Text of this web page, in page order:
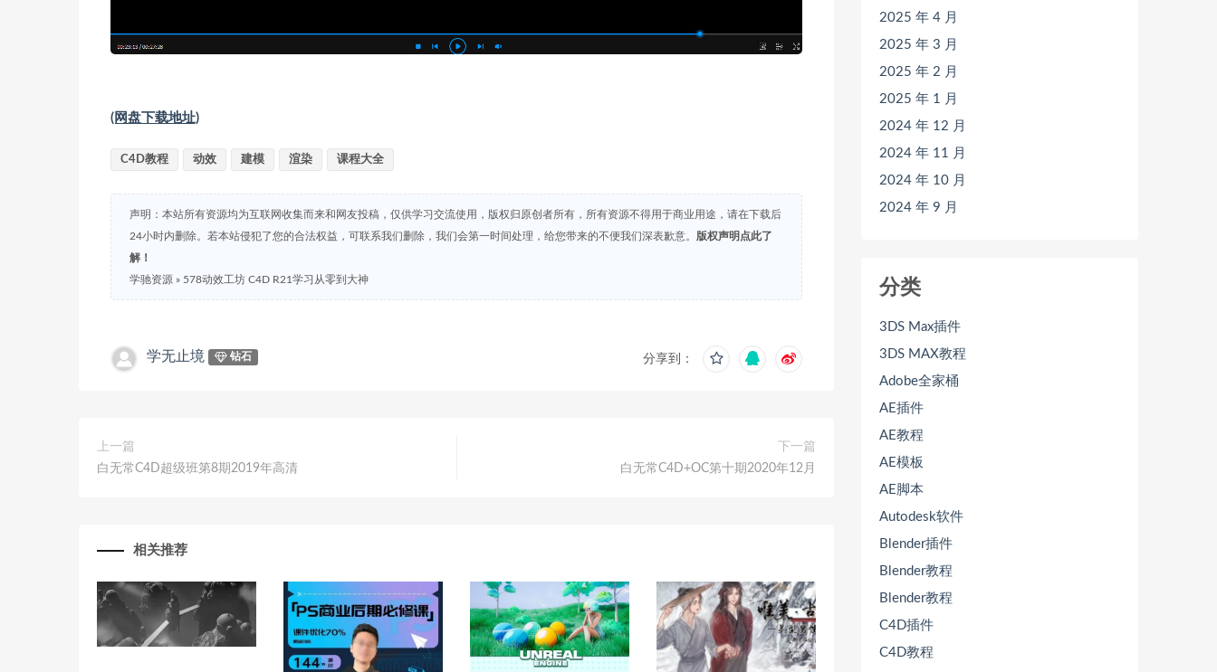
(网盘下载地址)
C4D教程 动效 建模 渲染 课程大全
声明：本站所有资源均为互联网收集而来和网友投稿，仅供学习交流使用，版权归原创者所有，所有资源不得用于商业用途，请在下载后
24小时内删除。若本站侵犯了您的合法权益，可联系我们删除，我们会第一时间处理，给您带来的不便我们深表歉意。
版权声明点此了
解！
学驰资源 » 578动效工坊 C4D R21学习从零到大神
学无止境 钻石 分享到：
上一篇
白无常C4D超级班第8期2019年高清
下一篇
白无常C4D+OC第十期2020年12月
相关推荐
2025 年 4 月
2025 年 3 月
2025 年 2 月
2025 年 1 月
2024 年 12 月
2024 年 11 月
2024 年 10 月
2024 年 9 月
分类
3DS Max插件
3DS MAX教程
Adobe全家桶
AE插件
AE教程
AE模板
AE脚本
Autodesk软件
Blender插件
Blender教程
Blender教程
C4D插件
C4D教程